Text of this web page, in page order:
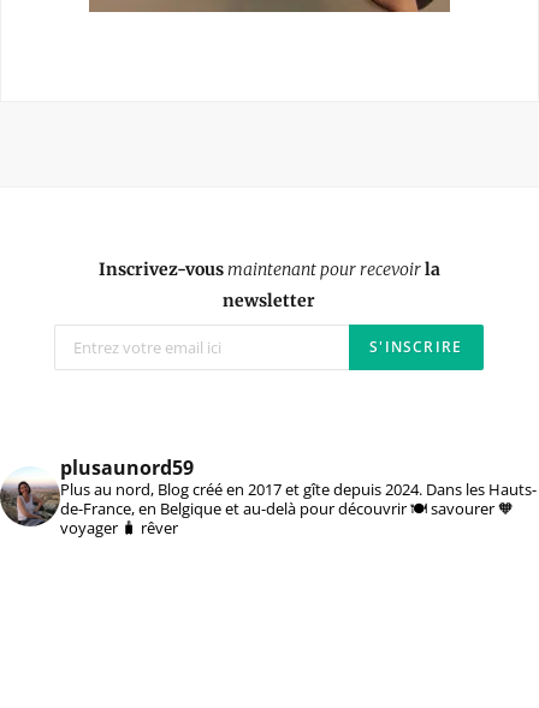
Inscrivez-vousmaintenant pour recevoirla
newsletter
plusaunord59
Plus au nord, Blog créé en 2017 et gîte depuis 2024. Dans les Hauts-
de-France, en Belgique et au-delà pour découvrir 🍽️ savourer 🧡
voyager 🧳 rêver